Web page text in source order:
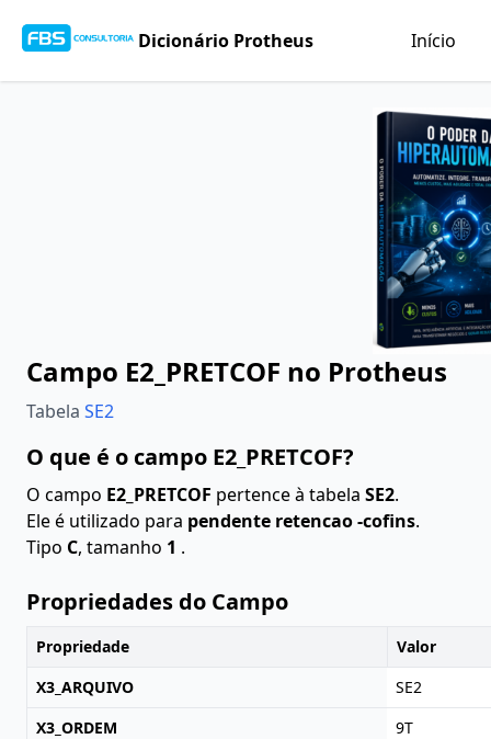
Dicionário Protheus Início
Campo E2_PRETCOF no Protheus
Tabela SE2
O que é o campo E2_PRETCOF?
O campo E2_PRETCOF pertence à tabela SE2.
Ele é utilizado para pendente retencao -cofins.
Tipo C, tamanho 1 .
Propriedades do Campo
Propriedade
Valor
X3_ARQUIVO
SE2
X3_ORDEM
9T